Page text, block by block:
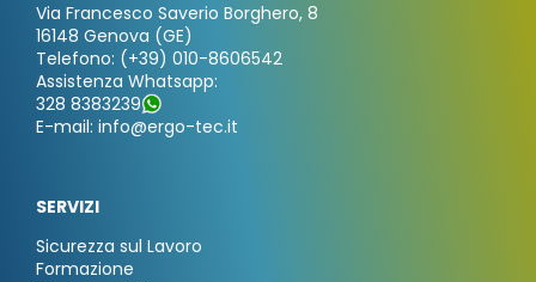
Via Francesco Saverio Borghero, 8
16148 Genova (GE)
Telefono: (+39) 010-8606542
Assistenza Whatsapp:
328 8383239
E-mail: info@ergo-tec.it
SERVIZI
Sicurezza sul Lavoro
Formazione